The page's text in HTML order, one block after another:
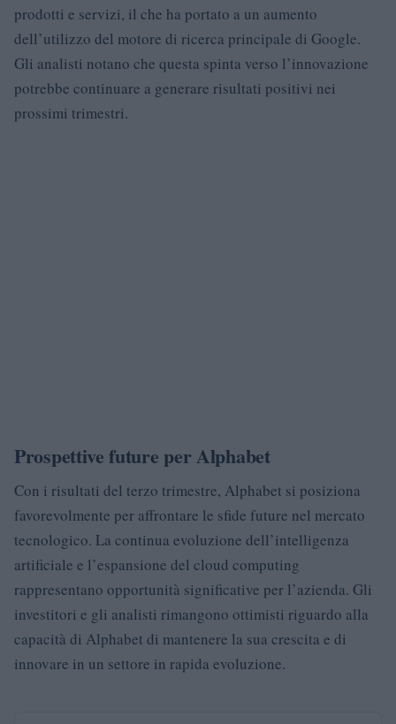
prodotti e servizi, il che ha portato a un aumento
dell’utilizzo del motore di ricerca principale di Google.
Gli analisti notano che questa spinta verso l’innovazione
potrebbe continuare a generare risultati positivi nei
prossimi trimestri.
Prospettive future per Alphabet
Con i risultati del terzo trimestre, Alphabet si posiziona
favorevolmente per affrontare le sfide future nel mercato
tecnologico. La continua evoluzione dell’intelligenza
artificiale e l’espansione del cloud computing
rappresentano opportunità significative per l’azienda. Gli
investitori e gli analisti rimangono ottimisti riguardo alla
capacità di Alphabet di mantenere la sua crescita e di
innovare in un settore in rapida evoluzione.